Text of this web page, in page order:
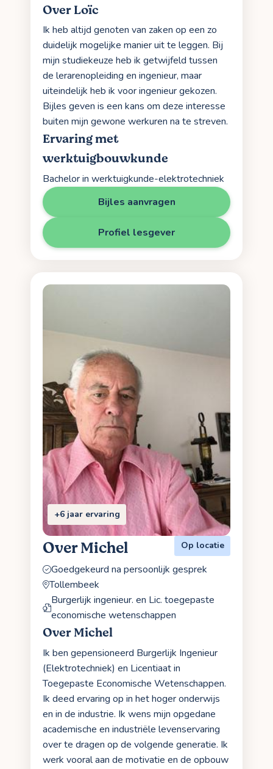
Over Loïc
Ik heb altijd genoten van zaken op een zo
duidelijk mogelijke manier uit te leggen. Bij
mijn studiekeuze heb ik getwijfeld tussen
de lerarenopleiding en ingenieur, maar
uiteindelijk heb ik voor ingenieur gekozen.
Bijles geven is een kans om deze interesse
buiten mijn gewone werkuren na te streven.
Ervaring met
werktuigbouwkunde
Bachelor in werktuigkunde-elektrotechniek
Bijles aanvragen
Profiel lesgever
+6 jaar ervaring
Over Michel Op locatie
Goedgekeurd na persoonlijk gesprek
Tollembeek
Burgerlijk ingenieur. en Lic. toegepaste
economische wetenschappen
Over Michel
Ik ben gepensioneerd Burgerlijk Ingenieur
(Elektrotechniek) en Licentiaat in
Toegepaste Economische Wetenschappen.
Ik deed ervaring op in het hoger onderwijs
en in de industrie. Ik wens mijn opgedane
academische en industriële levenservaring
over te dragen op de volgende generatie. Ik
werk vooral aan de motivatie en de opbouw